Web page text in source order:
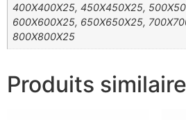
400X400X25, 450X450X25,
600X600X25, 650X650X25,
800X800X25
Produits